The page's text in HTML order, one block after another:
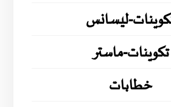
ليسانس
تكوينات-ماستر
خطابات